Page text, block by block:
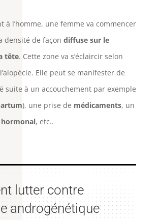
à l’homme, une femme va commencer
densité de façon diffuse sur le
tête. Cette zone va s’éclaircir selon
Elle peut se manifester de
suite à un accouchement par exemple
), une prise de médicaments, un
, etc..
lutter contre
androgénétique